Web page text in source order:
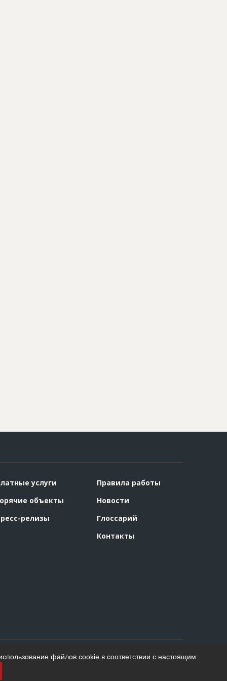
услуги
объекты
релизы
Правила работы
Новости
Глоссарий
Контакты
файлов cookie в соответствии с настоящим